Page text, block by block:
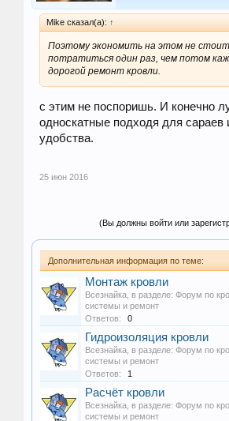
Mike сказал(а): ↑
Поэтому экономить на этом не
потратиться один раз, чем потом
дорогой ремонт кровли.
с этим не поспоришь. И конечно
односкатные подходя для сараев
удобства.
25 июн 2016
(Вы должны войти или
Дополнительная информация по теме:
Монтаж кровли
Всезнайка , в разделе: Форум по
системы и ремонт
Ответов:
0
Гидроизоляция кровли
Всезнайка , в разделе: Форум по
системы и ремонт
Ответов:
1
Расчёт кровли
Всезнайка , в разделе: Форум по
системы и ремонт